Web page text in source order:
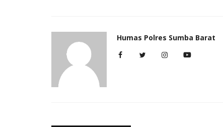
Humas Polres Sumba Barat